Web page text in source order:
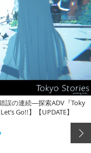
誤の連続―探索ADV『Toky
Go!!】【UPDATE】